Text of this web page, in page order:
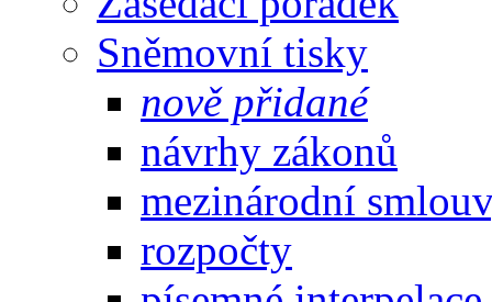
Sněmovní tisky
nově přidané
návrhy zákonů
mezinárodní
rozpočty